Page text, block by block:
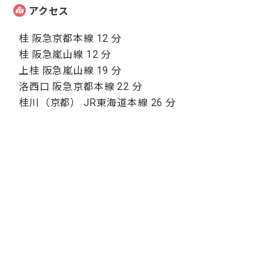
アクセス
桂 阪急京都本線 12 分
桂 阪急嵐山線 12 分
上桂 阪急嵐山線 19 分
洛西口 阪急京都本線 22 分
桂川（京都） JR東海道本線 26 分